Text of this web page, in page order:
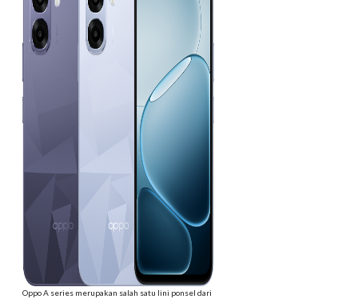
Oppo A series merupakan salah satu lini ponsel dari